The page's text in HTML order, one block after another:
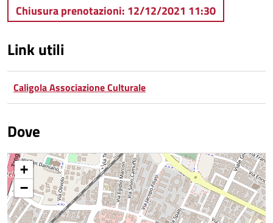
Chiusura prenotazioni: 12/12/2021 11:30
Link utili
Caligola Associazione Culturale
Dove
+
−